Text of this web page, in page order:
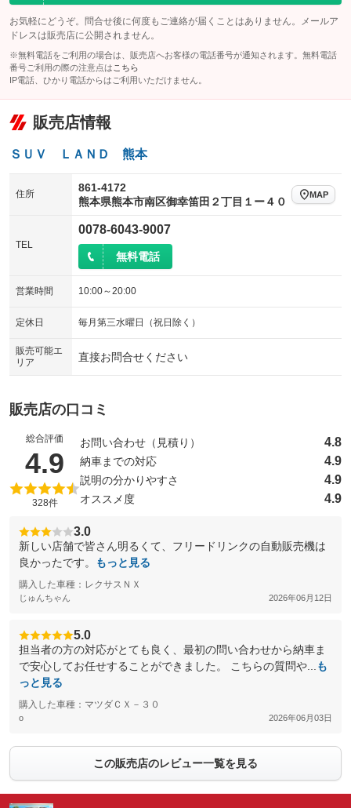
お気軽にどうぞ。問合せ後に何度もご連絡が届くことはありません。メールア
ドレスは販売店に公開されません。
※無料電話をご利用の場合は、販売店へお客様の電話番号が通知されます。無料電話
番号ご利用の際の注意点は こちら
IP電話、ひかり電話からはご利用いただけません。
販売店情報
ＳＵＶ ＬＡＮＤ 熊本
住所
861-4172
熊本県熊本市南区御幸笛田２丁目１ー４０
MAP
TEL
0078-6043-9007
無料電話
営業時間 10:00～20:00
定休日 毎月第三水曜日（祝日除く）
販売可能エ
リア
直接お問合せください
販売店の口コミ
総合評価
4.9 （5点満点中）
328件
お問い合わせ（見積り） 4.8
納車までの対応 4.9
説明の分かりやすさ 4.9
オススメ度 4.9
3.0
新しい店舗で皆さん明るくて、フリードリンクの自動販売機は
良かったです。
もっと見る
購入した車種：レクサスＮＸ
じゅんちゃん 2026年06月12日
5.0
担当者の方の対応がとても良く、最初の問い合わせから納車ま
で安心してお任せすることができました。 こちらの質問や...
も
っと見る
購入した車種：マツダＣＸ－３０
o 2026年06月03日
この販売店のレビュー一覧を見る